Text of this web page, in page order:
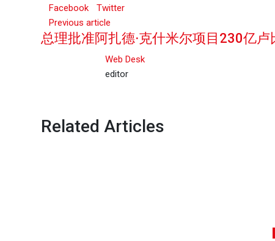
Facebook
Twitter
Previous article
总理批准阿扎德·克什米尔项目230亿卢
Web Desk
editor
Related Articles